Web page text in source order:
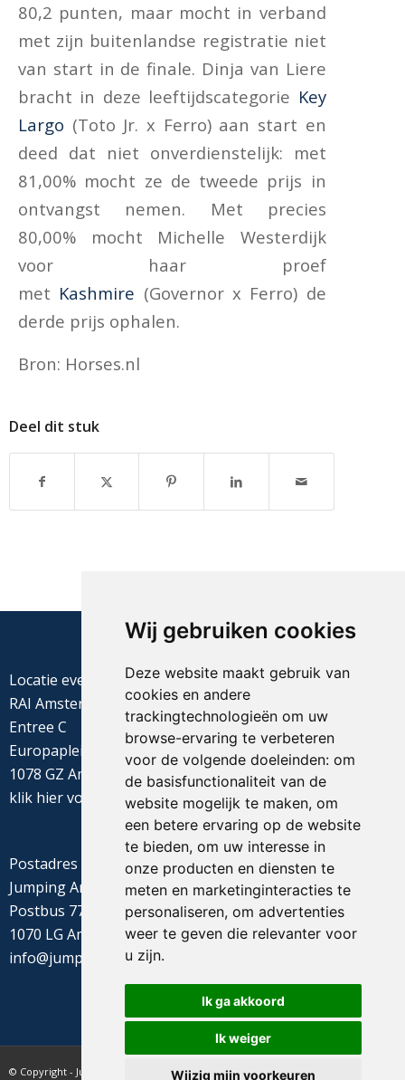
Wij gebruiken cookies
Deze website maakt gebruik van
cookies en andere
trackingtechnologieën om uw
browse-ervaring te verbeteren
voor de volgende doeleinden: om
de basisfunctionaliteit van de
website mogelijk te maken, om
een betere ervaring op de website
te bieden, om uw interesse in
onze producten en diensten te
meten en marketinginteracties te
personaliseren, om advertenties
weer te geven die relevanter voor
u zijn.
Ik ga akkoord
Ik weiger
Wijzig mijn voorkeuren
80,2 punten, maar mocht in verband
met zijn buitenlandse registratie niet
van start in de finale. Dinja van Liere
bracht in deze leeftijdscategorie Key
Largo (Toto Jr. x Ferro) aan start en
deed dat niet onverdienstelijk: met
81,00% mocht ze de tweede prijs in
ontvangst nemen. Met precies
80,00% mocht Michelle Westerdijk
voor haar proef
met Kashmire (Governor x Ferro) de
derde prijs ophalen.
Bron: Horses.nl
Deel dit stuk
Locatie evenement
RAI Amsterdam
Entree C
Europaplein 22
1078 GZ Amsterdam
klik hiervoor de routebeschrijving
Postadres
Jumping Amsterdam
Postbus 77655
1070 LG Amsterdam
info@jumpingamsterdam.nl
© Copyright - Jumping Amsterdam - website realisatie CyberNed